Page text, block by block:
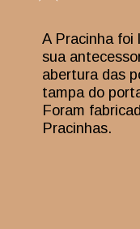
A Pracinha foi
sua
abertura das
tampa do
Foram
Pracinhas.